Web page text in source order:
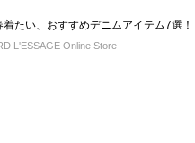
たい、おすすめデニムアイテム7選！
L'ESSAGE Online Store